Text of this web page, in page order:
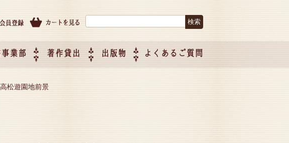
業部
いて
著作貸出 出版物 よくあるご質問
松遊園地前景